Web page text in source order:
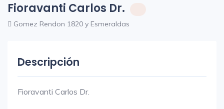
Fioravanti Carlos Dr.
Gomez Rendon 1820 y Esmeraldas
Descripción
Fioravanti Carlos Dr.